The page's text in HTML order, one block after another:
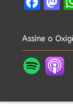
Assine o